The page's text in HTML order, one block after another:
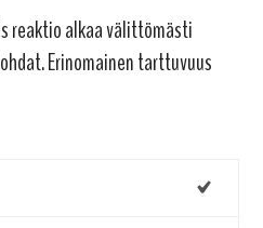
reaktio alkaa välittömästi
Erinomainen tarttuvuus